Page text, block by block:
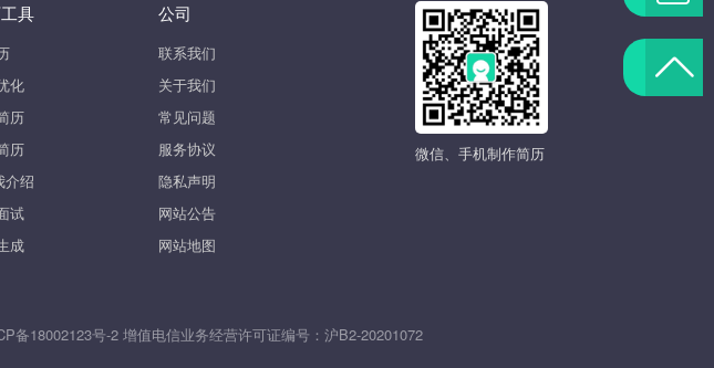
具
化
历
历
介绍
试
成
公司
联系我们
关于我们
常见问题
服务协议
隐私声明
网站公告
网站地图
微信、手机制作简历
备18002123号-2增值电信业务经营许可证编号： 沪B2-20201072
客
服
题
反
返